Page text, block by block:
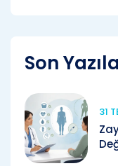
Son
31